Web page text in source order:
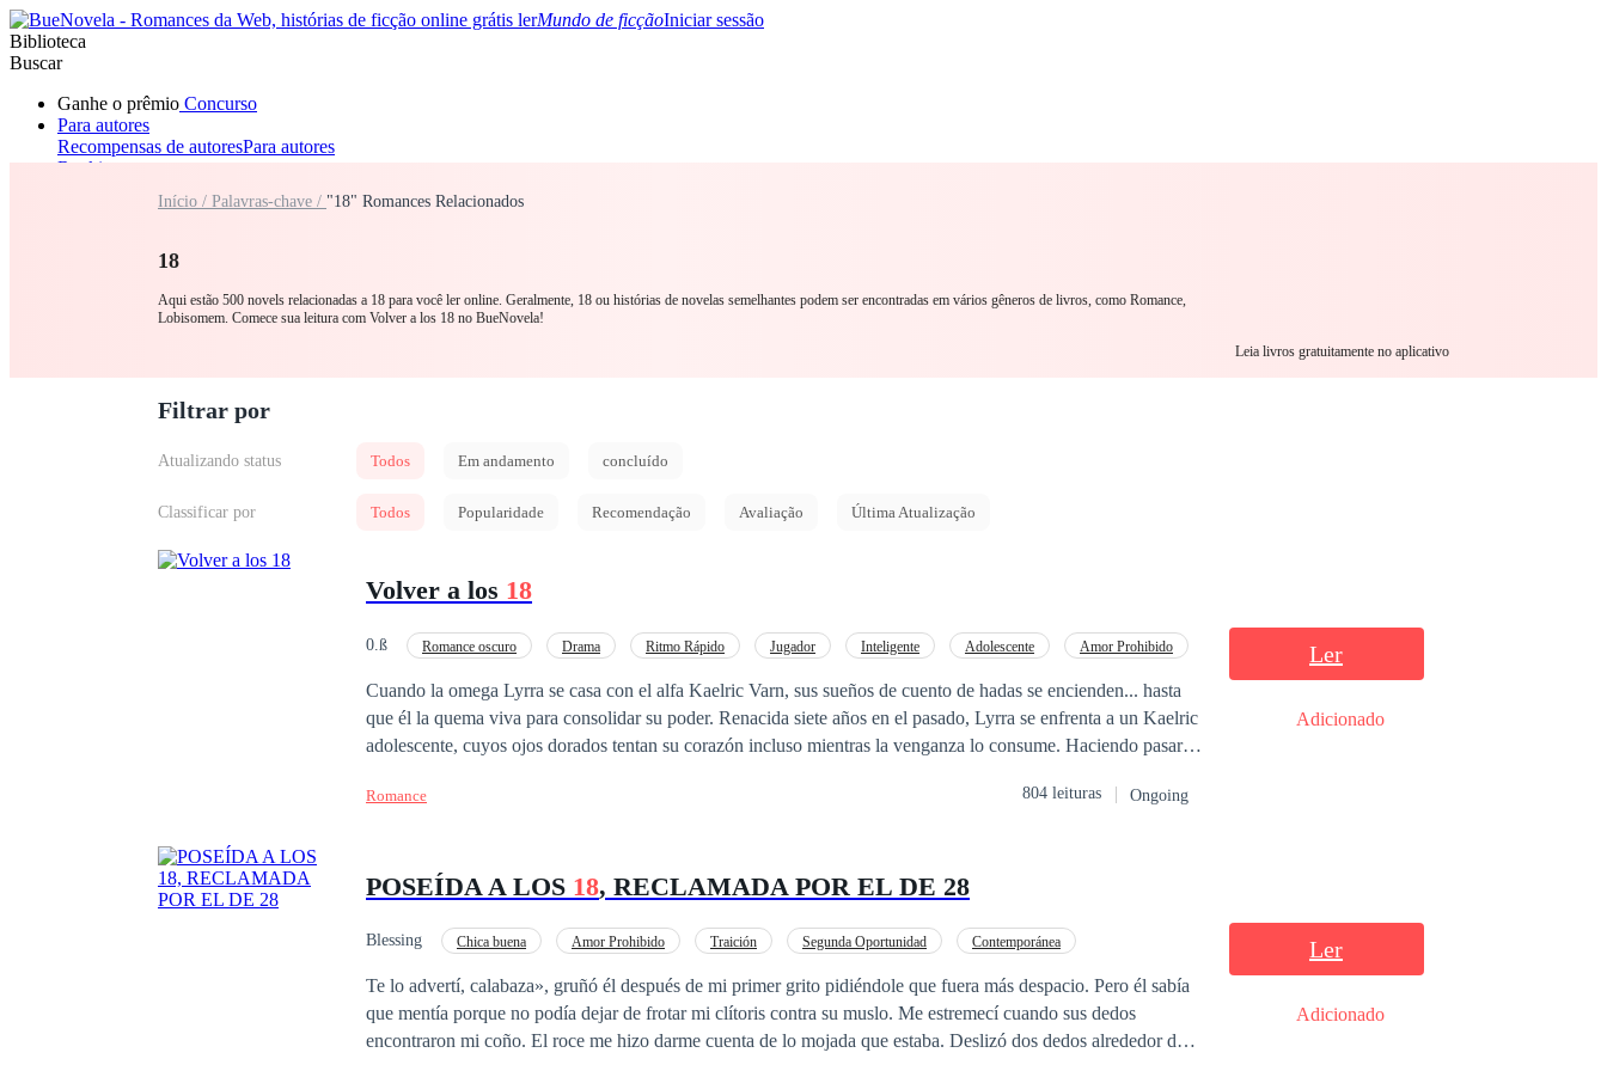
Mundo de ficçãoIniciar sessão
Biblioteca
Buscar
Ganhe o prêmio Concurso
Para autores
Recompensas de autoresPara autores
Ranking
Romance
Início / Palavras-chave / "18" Romances Relacionados
18
Aqui estão 500 novels relacionadas a 18 para você ler online. Geralmente, 18 ou histórias de novelas semelhantes podem ser encontradas em vários gêneros de livros, como Romance,
Lobisomem. Comece sua leitura com Volver a los 18 no BueNovela!
Leia livros gratuitamente no aplicativo
Filtrar por
Atualizando status Todos Em andamento concluído
Classificar por Todos Popularidade Recomendação Avaliação Última Atualização
Volver a los 18
0.ß Romance oscuro Drama Ritmo Rápido Jugador Inteligente Adolescente
Amor Prohibido
Cuando la omega Lyrra se casa con el alfa Kaelric Varn, sus sueños de cuento de hadas se encienden... hasta
que él la quema viva para consolidar su poder. Renacida siete años en el pasado, Lyrra se enfrenta a un Kaelric
adolescente, cuyos ojos dorados tentan su corazón incluso mientras la venganza lo consume. Haciendo pasar
seductores susurros del rival Jobe. Mientras el imperio Colmillo de Hierro de Kaelric crece, su bondad choca
que podría salvarlos o condenarlos a todos. Cuando la infidelidad de Kaelric reaviva su dolor, ella invierte los
una alfa hecha a sí misma, o el amor la atrapará en un bucle eterno? Un romance paranormal ardiente de
Romance 804 leituras Ongoing
Ler
Adicionado
POSEÍDA A LOS 18, RECLAMADA POR EL DE 28
Blessing Chica buena Amor Prohibido Traición Segunda Oportunidad Contemporánea
Te lo advertí, calabaza», gruñó él después de mi primer grito pidiéndole que fuera más despacio. Pero él sabía
que mentía porque no podía dejar de frotar mi clítoris contra su muslo. Me estremecí cuando sus dedos
encontraron mi coño. El roce me hizo darme cuenta de lo mojada que estaba. Deslizó dos dedos alrededor de
Ler
Adicionado